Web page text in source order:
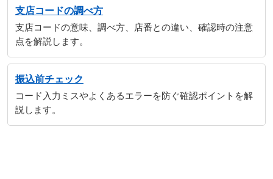
支店コードの調べ方
支店コードの意味、調べ方、店番との違い、確認時の注意
点を解説します。
振込前チェック
コード入力ミスやよくあるエラーを防ぐ確認ポイントを解
説します。